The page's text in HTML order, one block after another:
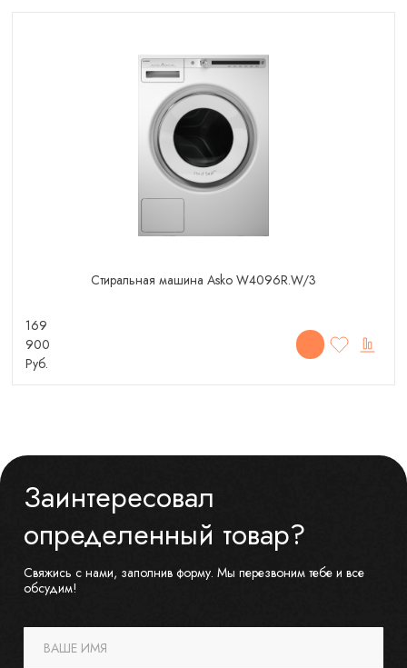
Стиральная машина Asko W4096R.W/3
169
900
Руб.
Заинтересовал
определенный товар?
Свяжись с нами, заполнив форму. Мы перезвоним тебе и все
обсудим!
ВАШЕ ИМЯ